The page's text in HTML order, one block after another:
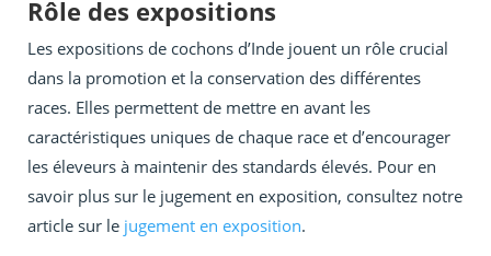
Rôle des expositions
Les expositions de cochons d’Inde jouent un rôle crucial
dans la promotion et la conservation des différentes
races. Elles permettent de mettre en avant les
caractéristiques uniques de chaque race et d’encourager
les éleveurs à maintenir des standards élevés. Pour en
savoir plus sur le jugement en exposition, consultez notre
article sur le jugement en exposition.